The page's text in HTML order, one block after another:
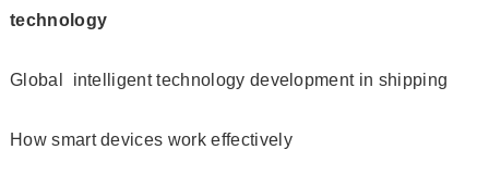
technology
Global intelligent technology development in shipping
How smart devices work effectively